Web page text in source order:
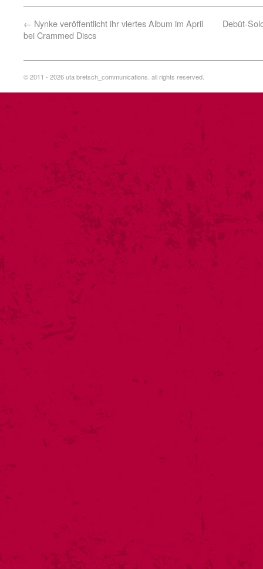
← Nynke veröffentlicht ihr viertes Album im April
bei Crammed Discs
Debüt-
© 2011 - 2026 uta bretsch_communications. all rights reserved.